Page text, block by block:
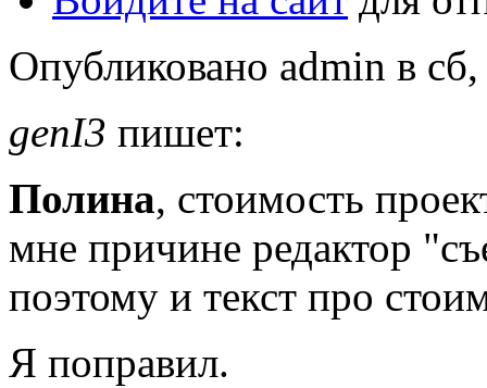
Опубликовано admin в
genI3 пишет:
Полина, стоимость
мне причине редактор
поэтому и текст про
Я поправил.